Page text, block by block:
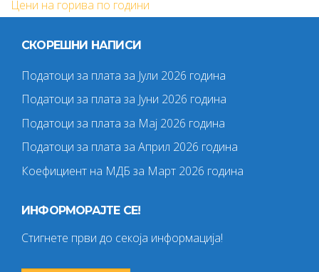
Цени на горива по години
СКОРЕШНИ НАПИСИ
Податоци за плата за Јули 2026 година
Податоци за плата за Јуни 2026 година
Податоци за плата за Мај 2026 година
Податоци за плата за Април 2026 година
Коефициент на МДБ за Март 2026 година
ИНФОРМОРАЈТЕ СЕ!
Стигнете први до секоја информација!